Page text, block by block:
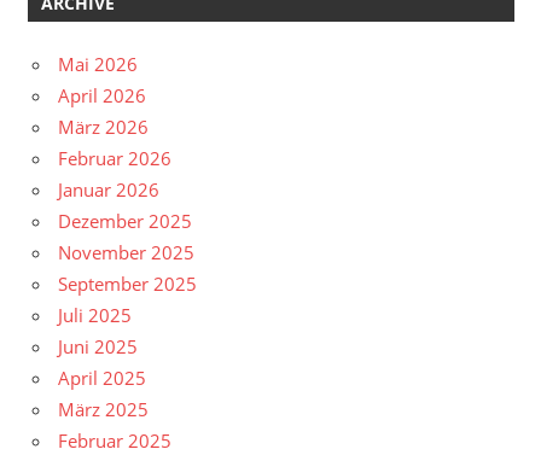
Mai 2026
April 2026
März 2026
Februar 2026
Januar 2026
Dezember 2025
November 2025
September 2025
Juli 2025
Juni 2025
April 2025
März 2025
Februar 2025